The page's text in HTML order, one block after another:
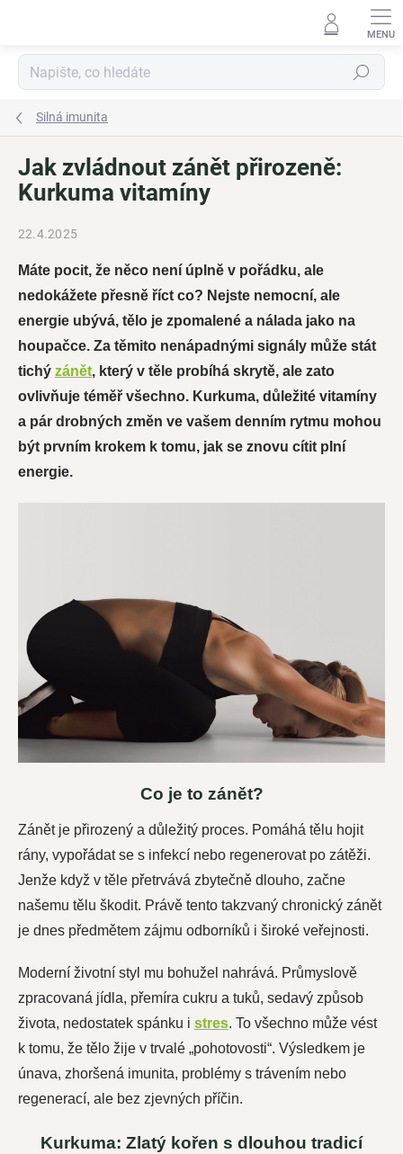
Hledat
Silná imunita
Jak zvládnout zánět přirozeně:
Kurkuma vitamíny
22.4.2025
Máte pocit, že něco není úplně v pořádku, ale
nedokážete přesně říct co? Nejste nemocní, ale
energie ubývá, tělo je zpomalené a nálada jako na
houpačce. Za těmito nenápadnými signály může stát
tichý zánět, který v těle probíhá skrytě, ale zato
ovlivňuje téměř všechno. Kurkuma, důležité vitamíny
a pár drobných změn ve vašem denním rytmu mohou
být prvním krokem k tomu, jak se znovu cítit plní
energie.
Co je to zánět?
Zánět je přirozený a důležitý proces. Pomáhá tělu hojit
rány, vypořádat se s infekcí nebo regenerovat po zátěži.
Jenže když v těle přetrvává zbytečně dlouho, začne
našemu tělu škodit. Právě tento takzvaný chronický zánět
je dnes předmětem zájmu odborníků i široké veřejnosti.
Moderní životní styl mu bohužel nahrává. Průmyslově
zpracovaná jídla, přemíra cukru a tuků, sedavý způsob
života, nedostatek spánku i stres. To všechno může vést
k tomu, že tělo žije v trvalé „pohotovosti“. Výsledkem je
únava, zhoršená imunita, problémy s trávením nebo
regenerací, ale bez zjevných příčin.
Kurkuma: Zlatý kořen s dlouhou tradicí